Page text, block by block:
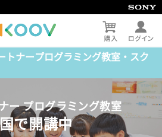
トナープログラミング教室・スク
ー プログラミング教室
で開講中